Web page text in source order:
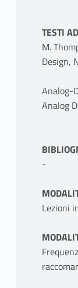
TESTI
M.
Design,
Analog-
Analog
-
Lezioni